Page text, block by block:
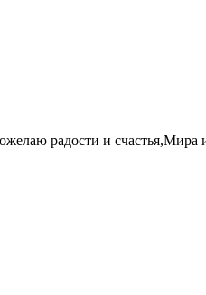
радости и счастья,Мира